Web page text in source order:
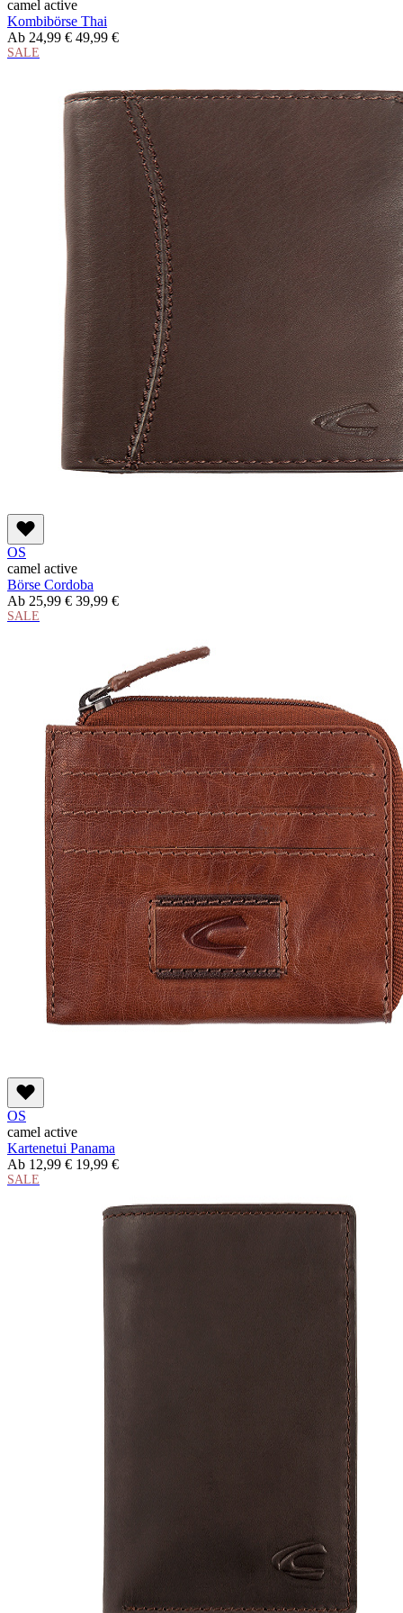
camel active
Kombibörse Thai
Ab 24,99 € 49,99 €
SALE
OS
camel active
Börse Cordoba
Ab 25,99 € 39,99 €
SALE
OS
camel active
Kartenetui Panama
Ab 12,99 € 19,99 €
SALE